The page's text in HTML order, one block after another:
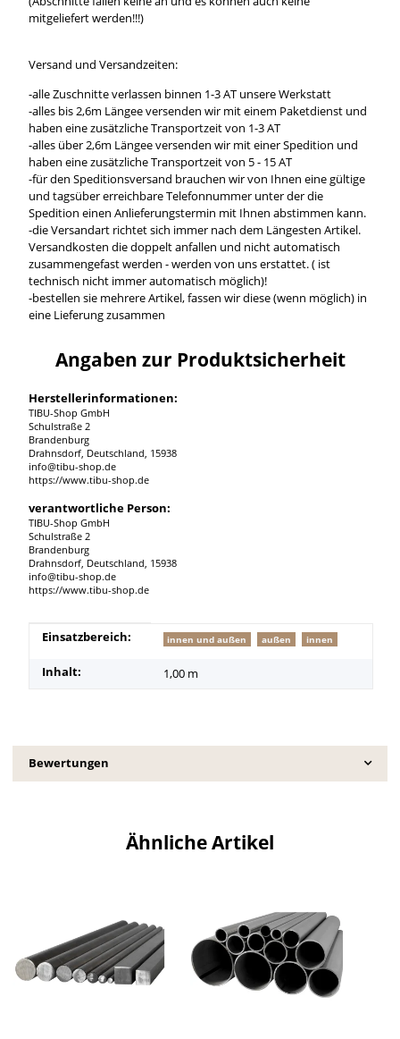
mitgeliefert werden!!!)
Versand und Versandzeiten:
-alle Zuschnitte verlassen binnen 1-3 AT unsere Werkstatt
-alles bis 2,6m Längee versenden wir mit einem Paketdienst und
haben eine zusätzliche Transportzeit von 1-3 AT
-alles über 2,6m Längee versenden wir mit einer Spedition und
haben eine zusätzliche Transportzeit von 5 - 15 AT
-für den Speditionsversand brauchen wir von Ihnen eine gültige
und tagsüber erreichbare Telefonnummer unter der die
Spedition einen Anlieferungstermin mit Ihnen abstimmen kann.
-die Versandart richtet sich immer nach dem Längesten Artikel.
Versandkosten die doppelt anfallen und nicht automatisch
zusammengefast werden - werden von uns erstattet. ( ist
technisch nicht immer automatisch möglich)!
-bestellen sie mehrere Artikel, fassen wir diese (wenn möglich) in
eine Lieferung zusammen
Angaben zur Produktsicherheit
Herstellerinformationen:
TIBU-Shop GmbH
Schulstraße 2
Brandenburg
Drahnsdorf, Deutschland, 15938
info@tibu-shop.de
https://www.tibu-shop.de
verantwortliche Person:
TIBU-Shop GmbH
Schulstraße 2
Brandenburg
Drahnsdorf, Deutschland, 15938
info@tibu-shop.de
https://www.tibu-shop.de
Produkteigenschaft
Wert
Einsatzbereich: innen und außen außen innen
Inhalt: 1,00 m
Bewertungen
Ähnliche Artikel